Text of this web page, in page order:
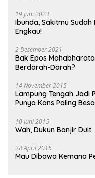
19 Juni 2023
Ibunda, Sakitmu
Engkau!
2 Desember 2021
Bak Epos
Berdarah-Darah?
14 November 2015
Lampung Tengah Jadi
Punya Kans Paling
10 Juni 2015
Wah, Dukun Banjir Duit
28 April 2015
Mau Dibawa Kemana